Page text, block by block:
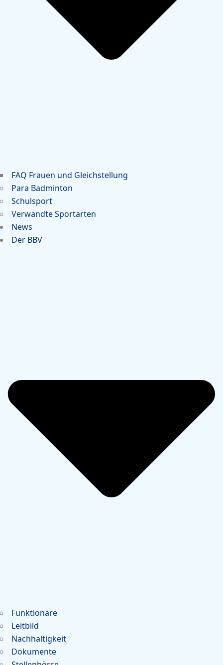
FAQ Frauen und Gleichstellung
Para Badminton
Schulsport
Verwandte Sportarten
News
Der BBV
Funktionäre
Leitbild
Nachhaltigkeit
Dokumente